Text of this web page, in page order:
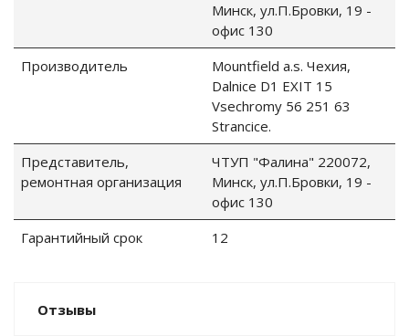
Минск, ул.П.Бровки, 19 -
офис 130
Производитель
Mountfield a.s. Чехия,
Dalnice D1 EXIT 15
Vsechromy 56 251 63
Stranсice.
Представитель,
ремонтная организация
ЧТУП "Фалина" 220072,
Минск, ул.П.Бровки, 19 -
офис 130
Гарантийный срок
12
Отзывы